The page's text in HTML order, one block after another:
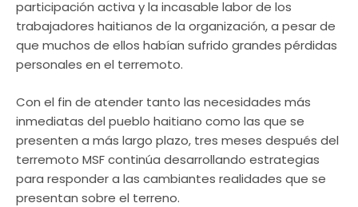
participación activa y la incasable labor de los
trabajadores haitianos de la organización, a pesar de
que muchos de ellos habían sufrido grandes pérdidas
personales en el terremoto.
Con el fin de atender tanto las necesidades más
inmediatas del pueblo haitiano como las que se
presenten a más largo plazo, tres meses después del
terremoto MSF continúa desarrollando estrategias
para responder a las cambiantes realidades que se
presentan sobre el terreno.